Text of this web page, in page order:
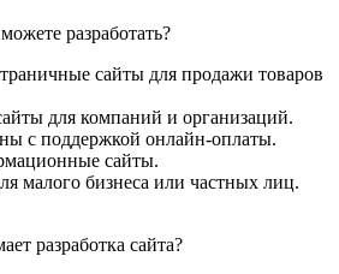
разработать?
сайты для продажи товаров
для компаний и организаций.
с поддержкой онлайн-оплаты.
сайты.
малого бизнеса или частных лиц.
разработка сайта?